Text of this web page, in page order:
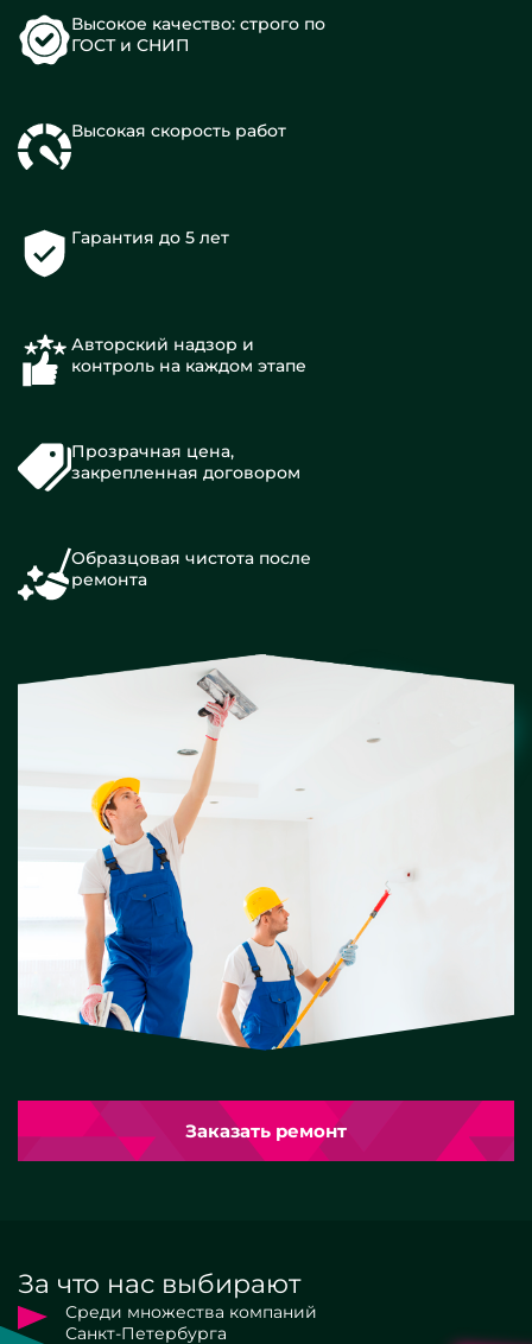
Высокое качество: строго по
ГОСТ и СНИП
Высокая скорость работ
Гарантия до 5 лет
Авторский надзор и
контроль на каждом этапе
Прозрачная цена,
закрепленная договором
Образцовая чистота после
ремонта
Заказать ремонт
За что нас выбирают
Среди множества компаний
Санкт-Петербурга